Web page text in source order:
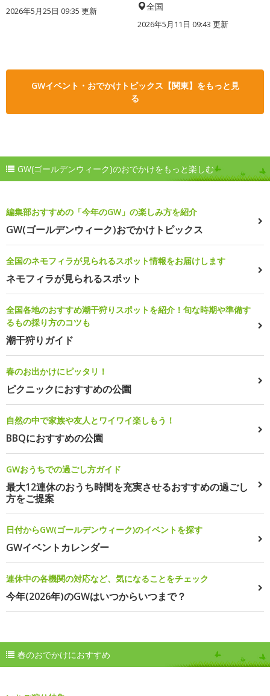
2026年5月25日 09:35 更新 全国
2026年5月11日 09:43 更新
GWイベント・おでかけトピックス【関東】をもっと見
る
GW(ゴールデンウィーク)のおでかけをもっと楽しむ
編集部おすすめの「今年のGW」の楽しみ方を紹介
GW(ゴールデンウィーク)おでかけトピックス
全国のネモフィラが見られるスポット情報をお届けします
ネモフィラが見られるスポット
全国各地のおすすめ潮干狩りスポットを紹介！旬な時期や準備す
るもの採り方のコツも
潮干狩りガイド
春のお出かけにピッタリ！
ピクニックにおすすめの公園
自然の中で家族や友人とワイワイ楽しもう！
BBQにおすすめの公園
GWおうちでの過ごし方ガイド
最大12連休のおうち時間を充実させるおすすめの過ごし
方をご提案
日付からGW(ゴールデンウィーク)のイベントを探す
GWイベントカレンダー
連休中の各機関の対応など、気になることをチェック
今年(2026年)のGWはいつからいつまで？
春のおでかけにおすすめ